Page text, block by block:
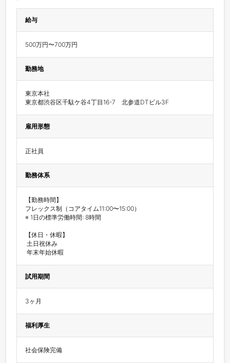
給与
500万円〜700万円
勤務地
東京本社
東京都渋谷区千駄ケ谷4丁目16-7　北参道DTビル3F
雇用形態
正社員
勤務体系
【勤務時間】
フレックス制（コアタイム11:00〜15:00）
※ 1日の標準労働時間: 8時間
【休日・休暇】
年末年始休暇
試用期間
3ヶ月
福利厚生
社会保険完備